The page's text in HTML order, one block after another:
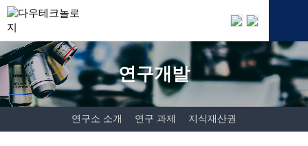
연구개발
연구소 소개 연구 과제 지식재산권